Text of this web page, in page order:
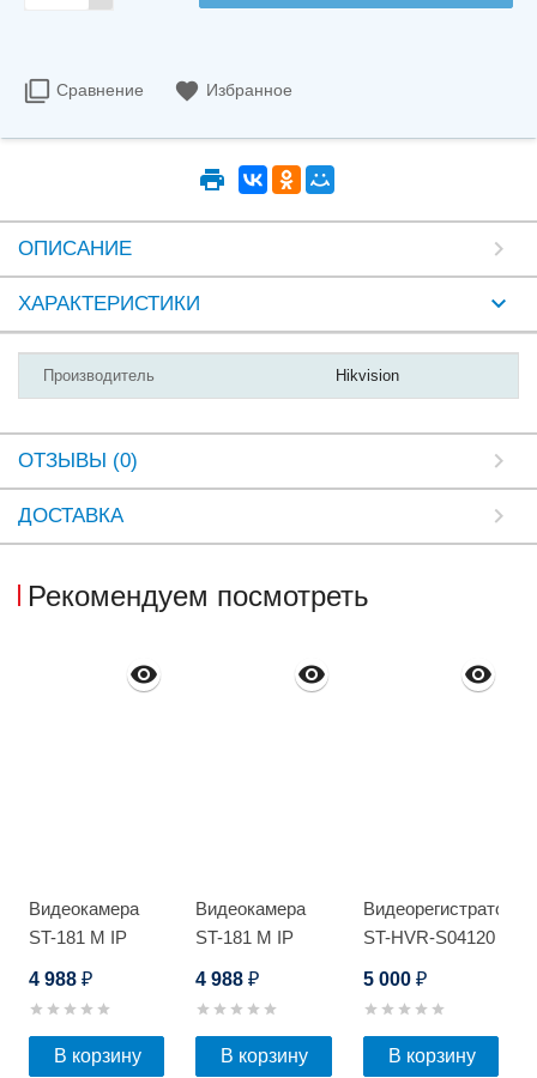
Сравнение Избранное
ОПИСАНИЕ
ХАРАКТЕРИСТИКИ
Производитель Hikvision
ОТЗЫВЫ (0)
ДОСТАВКА
Рекомендуем посмотреть
Видеокамера
ST-181 M IP
4 988 ₽
В корзину
Видеокамера
ST-181 M IP
4 988₽
В корзину
Видеорегистратор
ST-HVR-S04120
5 000 ₽
В корзину